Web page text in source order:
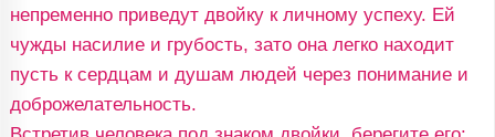
непременно приведут двойку к личному успеху. Ей
чужды насилие и грубость, зато она легко находит
пусть к сердцам и душам людей через понимание и
доброжелательность.